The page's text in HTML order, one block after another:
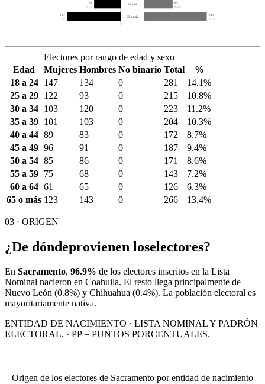
61
3.1%
65
3.3%
60 a 64
123
6.2%
143
7.2%
65 o más
Electores por rango de edad y sexo
Edad
Mujeres Hombres No binario Total
%
18 a 24
147 134 0 281
14.1%
25 a 29
122 93 0 215
10.8%
30 a 34
103 120 0 223
11.2%
35 a 39
101 103 0 204
10.3%
40 a 44 89 83 0 172
8.7%
45 a 49 96 91 0 187
9.4%
50 a 54 85 86 0 171
8.6%
55 a 59
75 68 0 143
7.2%
60 a 64 61 65 0 126
6.3%
65 o más 123 143 0 266 13.4%
03 · ORIGEN
¿De dóndeprovienen loselectores?
En Sacramento, 96.9% de los electores inscritos en la Lista
Nominal nacieron en Coahuila. El resto llega principalmente de
Nuevo León (0.8%) y Chihuahua (0.4%). La población electoral es
mayoritariamente nativa.
ENTIDAD DE NACIMIENTO · LISTA NOMINAL Y PADRÓN
ELECTORAL. · PP = PUNTOS PORCENTUALES.
Origen de los electores de Sacramento por entidad de nacimiento